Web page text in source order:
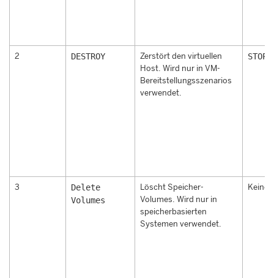
2 DESTROY
Zerstört den virtuellen
Host. Wird nur in VM-
Bereitstellungsszenarios
verwendet.
STOP
3
Delete
Volumes
Löscht Speicher-
Volumes. Wird nur in
speicherbasierten
Systemen verwendet.
Keine